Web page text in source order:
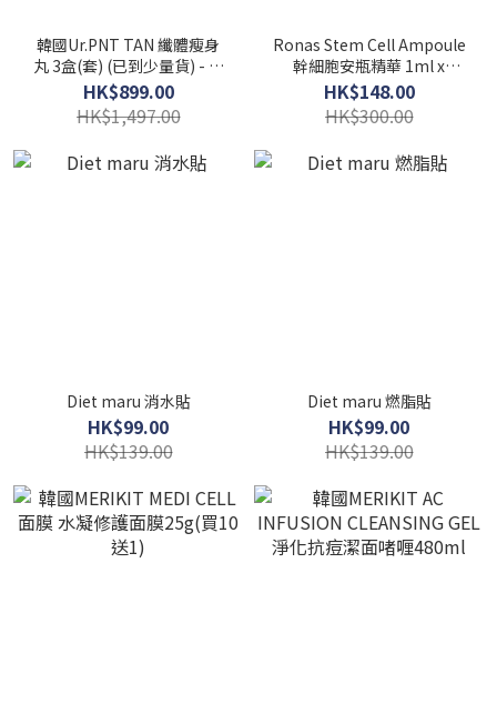
韓國Ur.PNT TAN 纖體瘦身
丸 3盒(套) (已到少量貨) - 新
版(紫色)
HK$899.00
HK$1,497.00
Ronas Stem Cell Ampoule
幹細胞安瓶精華 1ml x
10pcs
HK$148.00
HK$300.00
Diet maru 消水貼
HK$99.00
HK$139.00
Diet maru 燃脂貼
HK$99.00
HK$139.00